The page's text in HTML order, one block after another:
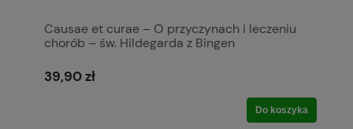
Causae et curae – O przyczynach i leczeniu
chorób – św. Hildegarda z Bingen
39,90 zł
Do koszyka